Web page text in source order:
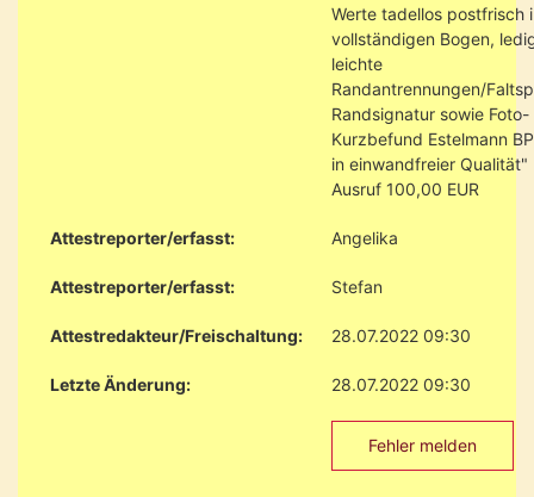
Werte tadellos postfrisch
vollständigen Bogen,
leichte
Randantrennungen/
Randsignatur sowie Foto-
Kurzbefund Estelmann
in einwandfreier Qualität"
Ausruf 100,00 EUR
Attestreporter/erfasst: Angelika
Attestreporter/erfasst: Stefan
Attestredakteur/Freischaltung: 28.07.2022 09:30
Letzte Änderung: 28.07.2022 09:30
Fehler melden